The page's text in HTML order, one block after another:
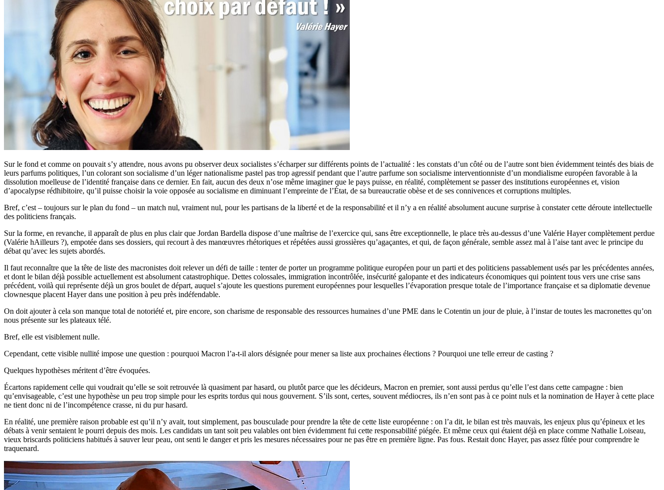
Sur le fond et comme on pouvait s’y attendre, nous avons pu observer deux socialistes s’écharper sur différents points de l’actualité : les constats d’un côté ou de l’autre sont bien évidemment teintés des biais de
leurs parfums politiques, l’un colorant son socialisme d’un léger nationalisme pastel pas trop agressif pendant que l’autre parfume son socialisme interventionniste d’un mondialisme européen favorable à la
dissolution moelleuse de l’identité française dans ce dernier. En fait, aucun des deux n’ose même imaginer que le pays puisse, en réalité, complètement se passer des institutions européennes et, vision
d’apocalypse rédhibitoire, qu’il puisse choisir la voie opposée au socialisme en diminuant l’empreinte de l’État, de sa bureaucratie obèse et de ses connivences et corruptions multiples.
Bref, c’est – toujours sur le plan du fond – un match nul, vraiment nul, pour les partisans de la liberté et de la responsabilité et il n’y a en réalité absolument aucune surprise à constater cette déroute intellectuelle
des politiciens français.
Sur la forme, en revanche, il apparaît de plus en plus clair que Jordan Bardella dispose d’une maîtrise de l’exercice qui, sans être exceptionnelle, le place très au-dessus d’une Valérie Hayer complètement perdue
(Valérie hAilleurs ?), empotée dans ses dossiers, qui recourt à des manœuvres rhétoriques et répétées aussi grossières qu’agaçantes, et qui, de façon générale, semble assez mal à l’aise tant avec le principe du
débat qu’avec les sujets abordés.
Il faut reconnaître que la tête de liste des macronistes doit relever un défi de taille : tenter de porter un programme politique européen pour un parti et des politiciens passablement usés par les précédentes années,
et dont le bilan déjà possible actuellement est absolument catastrophique. Dettes colossales, immigration incontrôlée, insécurité galopante et des indicateurs économiques qui pointent tous vers une crise sans
précédent, voilà qui représente déjà un gros boulet de départ, auquel s’ajoute les questions purement européennes pour lesquelles l’évaporation presque totale de l’importance française et sa diplomatie devenue
clownesque placent Hayer dans une position à peu près indéfendable.
On doit ajouter à cela son manque total de notoriété et, pire encore, son charisme de responsable des ressources humaines d’une PME dans le Cotentin un jour de pluie, à l’instar de toutes les macronettes qu’on
nous présente sur les plateaux télé.
Bref, elle est visiblement nulle.
Cependant, cette visible nullité impose une question : pourquoi Macron l’a-t-il alors désignée pour mener sa liste aux prochaines élections ? Pourquoi une telle erreur de casting ?
Quelques hypothèses méritent d’être évoquées.
Écartons rapidement celle qui voudrait qu’elle se soit retrouvée là quasiment par hasard, ou plutôt parce que les décideurs, Macron en premier, sont aussi perdus qu’elle l’est dans cette campagne : bien
qu’envisageable, c’est une hypothèse un peu trop simple pour les esprits tordus qui nous gouvernent. S’ils sont, certes, souvent médiocres, ils n’en sont pas à ce point nuls et la nomination de Hayer à cette place
ne tient donc ni de l’incompétence crasse, ni du pur hasard.
En réalité, une première raison probable est qu’il n’y avait, tout simplement, pas bousculade pour prendre la tête de cette liste européenne : on l’a dit, le bilan est très mauvais, les enjeux plus qu’épineux et les
débats à venir sentaient le pourri depuis des mois. Les candidats un tant soit peu valables ont bien évidemment fui cette responsabilité piégée. Et même ceux qui étaient déjà en place comme Nathalie Loiseau,
vieux briscards politiciens habitués à sauver leur peau, ont senti le danger et pris les mesures nécessaires pour ne pas être en première ligne. Pas fous. Restait donc Hayer, pas assez fûtée pour comprendre le
traquenard.